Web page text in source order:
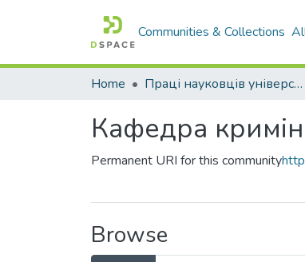
Communities & Collections
Home Праці науковців університету
Кафедра
Permanent URI for this community
Browse